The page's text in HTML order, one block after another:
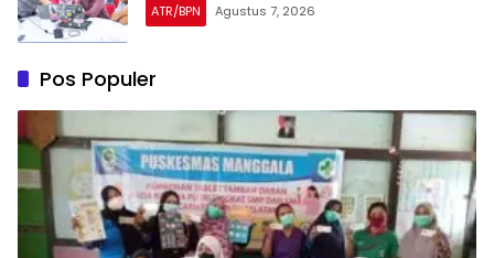
ATR/BPN Agustus 7, 2026
Pos Populer